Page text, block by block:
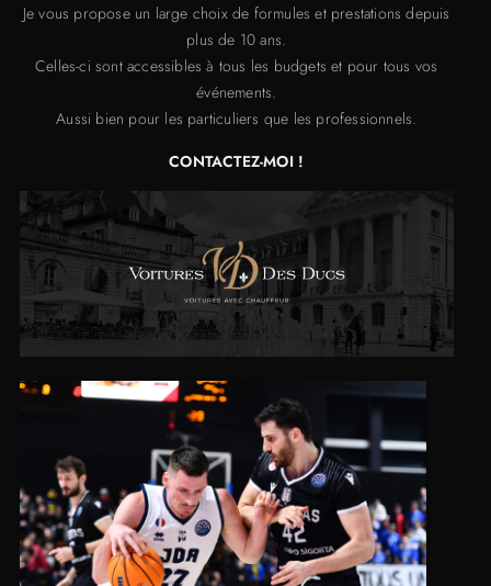
Je vous propose un large choix de formules et prestations depuis
plus de 10 ans.
Celles-ci sont accessibles à tous les budgets et pour tous vos
événements.
Aussi bien pour les particuliers que les professionnels.
CONTACTEZ-MOI !